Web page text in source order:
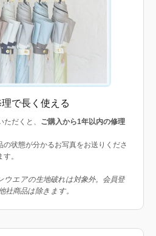
で長く使える
だくと、 ご購入から1年以内の修理
状態が分かるお写真をお送りくださ
。
エアの生地破れは対象外。会員登
社商品は除きます。